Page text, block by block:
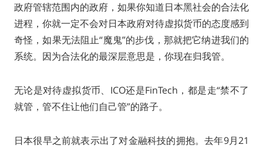
政府管辖范围内的政府，如果你知道日本黑社会的合法化
进程，你就一定不会对日本政府对待虚拟货币的态度感到
奇怪，如果无法阻止“魔鬼”的步伐，那就把它纳进我们的
系统。因为合法化的最深层意思是，你现在归我管。
无论是对待虚拟货币、ICO还是FinTech，都是走“禁不了
就管，管不住让他们自己管”的路子。
日本很早之前就表示出了对金融科技的拥抱。去年9月21